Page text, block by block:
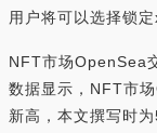
用户将可以选择锁
NFT市场OpenSea
数据显示，NFT市
新高，本文撰写时